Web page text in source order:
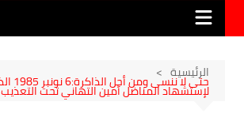
الرئيسية
لإستشهاد المناضل أمين التهاني تحت التعذيب